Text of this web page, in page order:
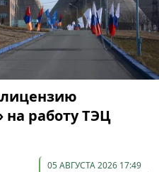
работу ТЭЦ
05 АВГУСТА 2026 17:49